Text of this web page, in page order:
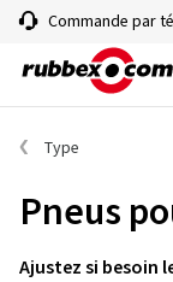
Commande par
Type
Pneus
Ajustez si besoin